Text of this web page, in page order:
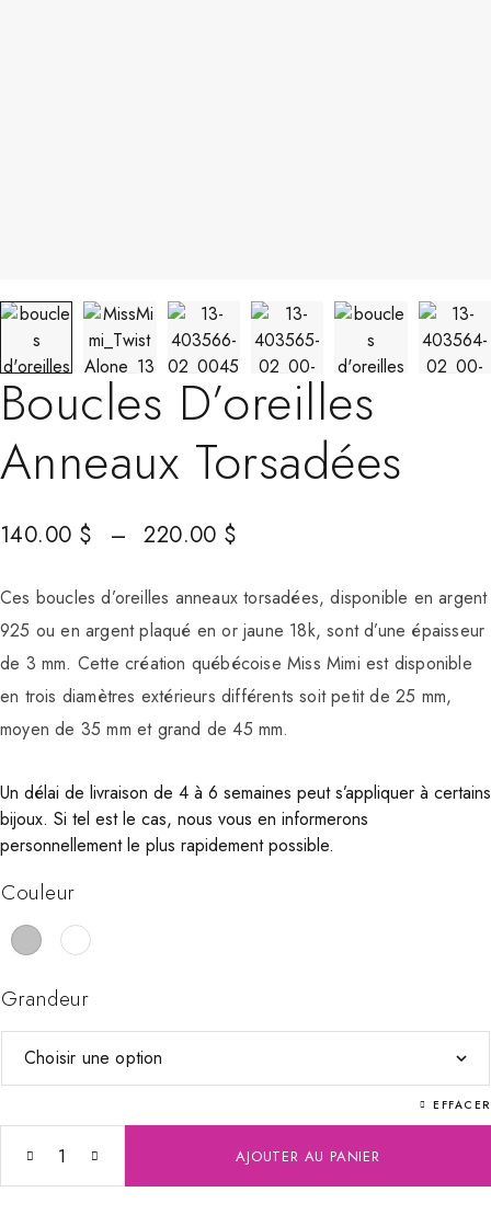
Boucles D’oreilles
Anneaux Torsadées
140.00 $ – 220.00 $
Ces boucles d’oreilles anneaux torsadées, disponible en argent
925 ou en argent plaqué en or jaune 18k, sont d’une épaisseur
de 3 mm. Cette création québécoise Miss Mimi est disponible
en trois diamètres extérieurs différents soit petit de 25 mm,
moyen de 35 mm et grand de 45 mm.
Un délai de livraison de 4 à 6 semaines peut s’appliquer à certains
bijoux. Si tel est le cas, nous vous en informerons
personnellement le plus rapidement possible.
Couleur
Grandeur
EFFACER
AJOUTER AU PANIER